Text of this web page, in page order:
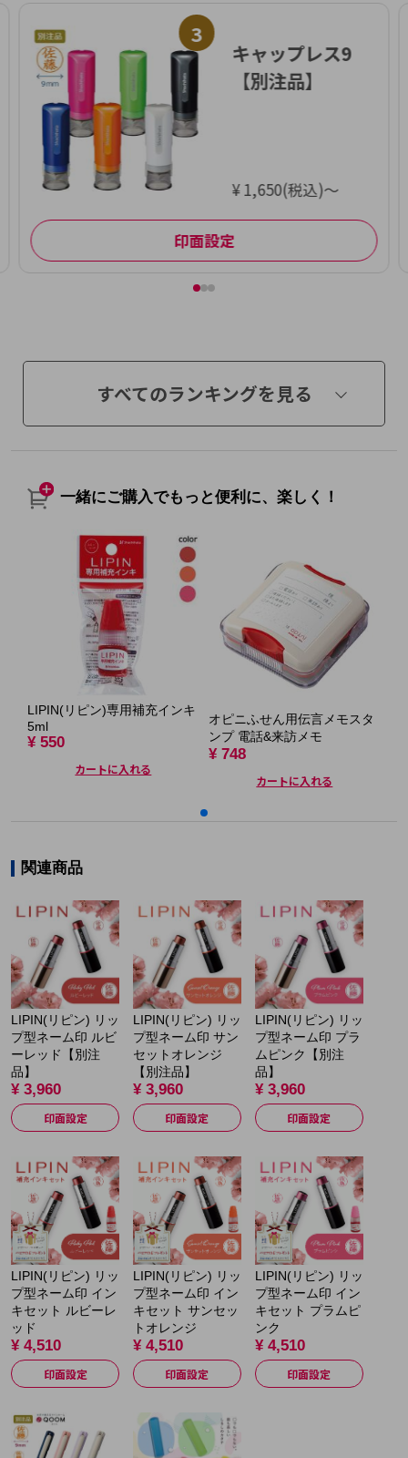
3
キャップレス9
【別注品】
¥ 1,650(税込)～
印面設定
すべてのランキングを見る
一緒にご購入でもっと便利に、楽しく！
LIPIN(リピン)専用補充インキ
5ml
¥ 550
カートに入れる
オピニふせん用伝言メモスタ
ンプ 電話&来訪メモ
¥ 748
カートに入れる
関連商品
LIPIN(リピン) リッ
プ型ネーム印 ルビ
ーレッド【別注
品】
¥ 3,960
印面設定
LIPIN(リピン) リッ
プ型ネーム印 サン
セットオレンジ
【別注品】
¥ 3,960
印面設定
LIPIN(リピン) リッ
プ型ネーム印 プラ
ムピンク【別注
品】
¥ 3,960
印面設定
LIPIN(リピン) リッ
プ型ネーム印 イン
キセット ルビーレ
ッド
¥ 4,510
印面設定
LIPIN(リピン) リッ
プ型ネーム印 イン
キセット サンセッ
トオレンジ
¥ 4,510
印面設定
LIPIN(リピン) リッ
プ型ネーム印 イン
キセット プラムピ
ンク
¥ 4,510
印面設定